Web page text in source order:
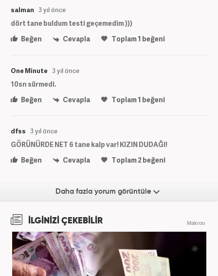
salman 3 yıl önce
dört tane buldum testi geçemedim )))
Beğen
Cevapla Toplam1 beğeni
One Minute 3 yıl önce
10sn sürmedi.
Beğen
Cevapla Toplam1 beğeni
dfss 3 yıl önce
GÖRÜNÜRDE NET 6 tane kalp var! KIZIN DUDAĞI!
Beğen
Cevapla Toplam2beğeni
Daha fazla yorum görüntüle
İLGİNİZİ ÇEKEBİLİR Makroo